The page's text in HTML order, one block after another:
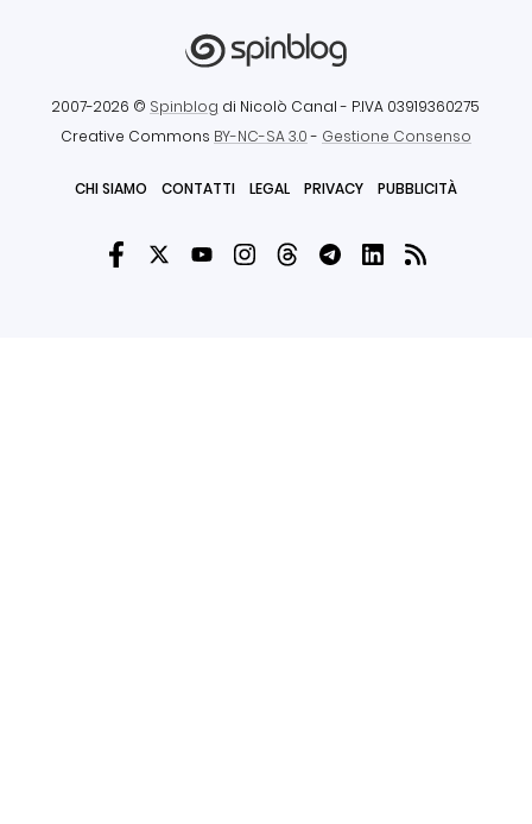
2007-2026 © Spinblog di Nicolò Canal - P.IVA 03919360275
Creative Commons BY-NC-SA 3.0- Gestione Consenso
CHI SIAMO CONTATTI LEGAL PRIVACY PUBBLICITÀ